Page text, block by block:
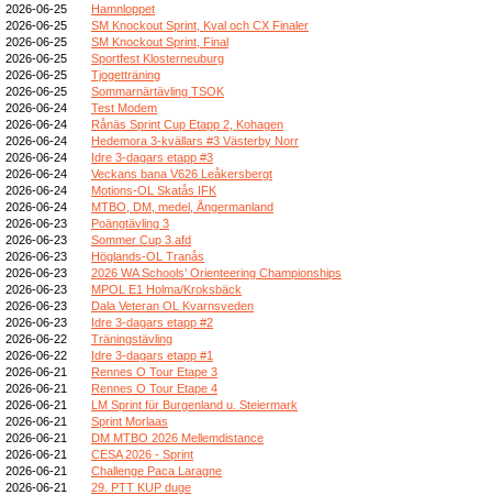
2026-06-25
Hamnloppet
2026-06-25
SM Knockout Sprint, Kval och CX Finaler
2026-06-25
SM Knockout Sprint, Final
2026-06-25
Sportfest Klosterneuburg
2026-06-25
Tjogetträning
2026-06-25
Sommarnärtävling TSOK
2026-06-24
Test Modem
2026-06-24
Rånäs Sprint Cup Etapp 2, Kohagen
2026-06-24
Hedemora 3-kvällars #3 Västerby Norr
2026-06-24
Idre 3-dagars etapp #3
2026-06-24
Veckans bana V626 Leåkersbergt
2026-06-24
Motions-OL Skatås IFK
2026-06-24
MTBO, DM, medel, Ångermanland
2026-06-23
Poängtävling 3
2026-06-23
Sommer Cup 3.afd
2026-06-23
Höglands-OL Tranås
2026-06-23
2026 WA Schools’ Orienteering Championships
2026-06-23
MPOL E1 Holma/Kroksbäck
2026-06-23
Dala Veteran OL Kvarnsveden
2026-06-23
Idre 3-dagars etapp #2
2026-06-22
Träningstävling
2026-06-22
Idre 3-dagars etapp #1
2026-06-21
Rennes O Tour Etape 3
2026-06-21
Rennes O Tour Etape 4
2026-06-21
LM Sprint für Burgenland u. Steiermark
2026-06-21
Sprint Morlaas
2026-06-21
DM MTBO 2026 Mellemdistance
2026-06-21
CESA 2026 - Sprint
2026-06-21
Challenge Paca Laragne
2026-06-21
29. PTT KUP duge